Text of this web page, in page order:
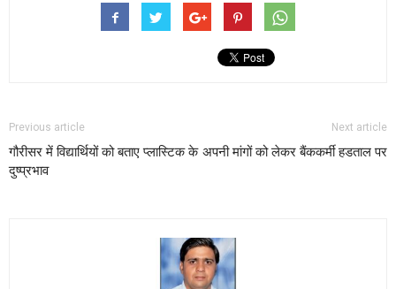
Previous article
गौरीसर में विद्यार्थियों को बताए प्लास्टिक के
दुष्प्रभाव
Next article
अपनी मांगों को लेकर बैंककर्मी हडताल पर